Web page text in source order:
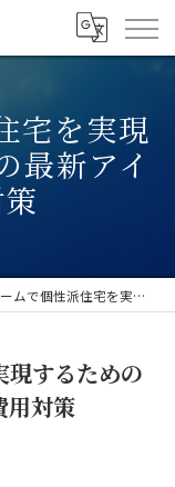
宅を実現
最新アイ
住宅を実現するための和歌山県の最新アイデアと費用対策
現するための
用対策